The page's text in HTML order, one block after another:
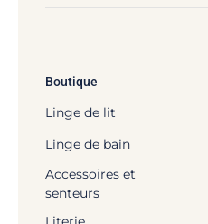
Boutique
Linge de lit
Linge de bain
Accessoires et
senteurs